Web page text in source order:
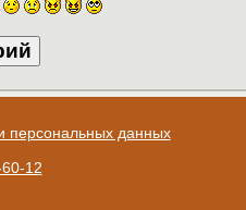
персональных данных
12